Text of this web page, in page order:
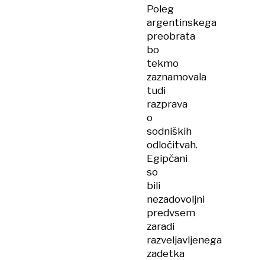
Poleg
argentinskega
preobrata
bo
tekmo
zaznamovala
tudi
razprava
o
sodniških
odločitvah.
Egipčani
so
bili
nezadovoljni
predvsem
zaradi
razveljavljenega
zadetka